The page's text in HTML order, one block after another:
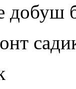
добуш